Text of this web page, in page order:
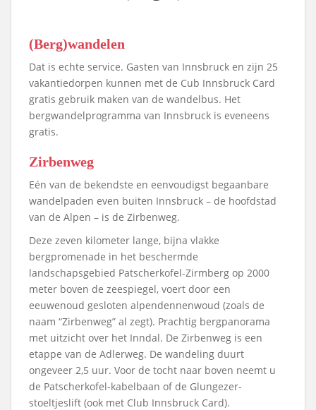
(Berg)wandelen
Dat is echte service. Gasten van Innsbruck en zijn 25
vakantiedorpen kunnen met de Cub Innsbruck Card
gratis gebruik maken van de wandelbus. Het
bergwandelprogramma van Innsbruck is eveneens
gratis.
Zirbenweg
Eén van de bekendste en eenvoudigst begaanbare
wandelpaden even buiten Innsbruck – de hoofdstad
van de Alpen – is de Zirbenweg.
Deze zeven kilometer lange, bijna vlakke
bergpromenade in het beschermde
landschapsgebied Patscherkofel-Zirmberg op 2000
meter boven de zeespiegel, voert door een
eeuwenoud gesloten alpendennenwoud (zoals de
naam “Zirbenweg” al zegt). Prachtig bergpanorama
met uitzicht over het Inndal. De Zirbenweg is een
etappe van de Adlerweg. De wandeling duurt
ongeveer 2,5 uur. Voor de tocht naar boven neemt u
de Patscherkofel-kabelbaan of de Glungezer-
stoeltjeslift (ook met Club Innsbruck Card).